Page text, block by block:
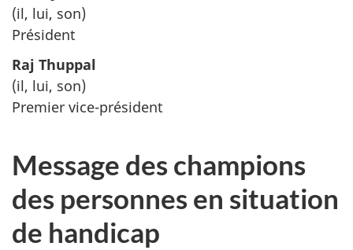
(il, lui, son)
Président
Raj Thuppal
(il, lui, son)
Premier vice-président
Message des champions
des personnes en situation
de handicap